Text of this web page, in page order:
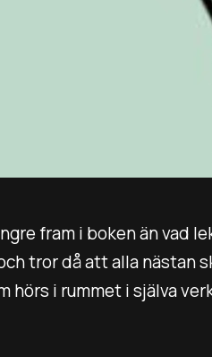
fram i boken än vad
tror då att alla nästan
hörs i rummet i själva